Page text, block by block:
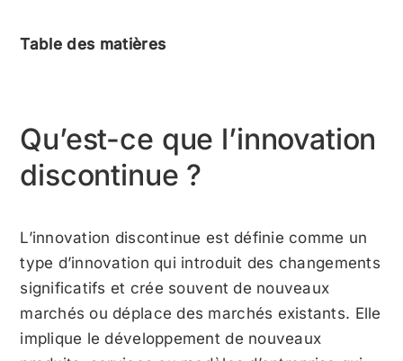
Table des matières
Qu’est-ce que l’innovation
discontinue ?
L’innovation discontinue est définie comme un
type d’innovation qui introduit des changements
significatifs et crée souvent de nouveaux
marchés ou déplace des marchés existants. Elle
implique le développement de nouveaux